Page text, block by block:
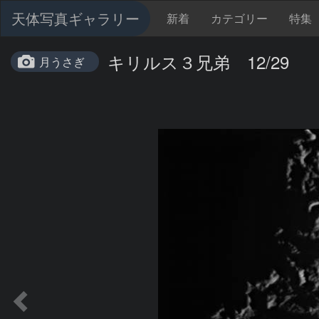
天体写真ギャラリー 新着 カテゴリー 特集
月うさぎ キリルス３兄弟 12/29